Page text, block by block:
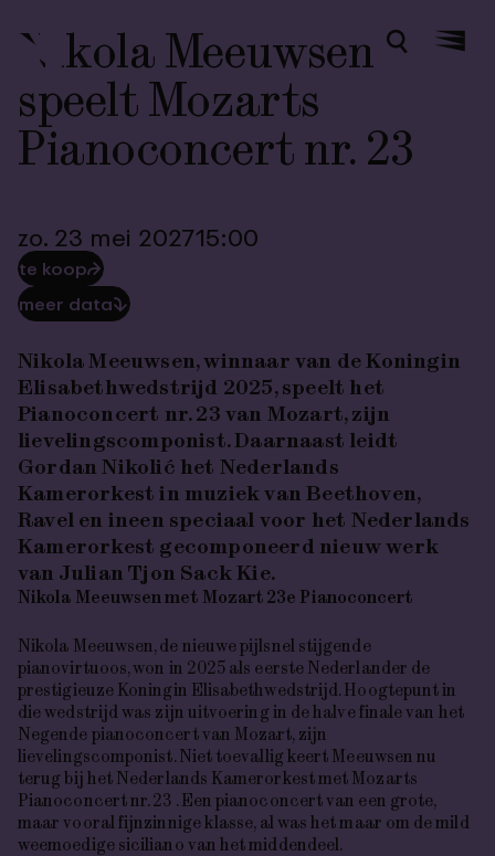
ZoekenMenu
Nikola Meeuwsen
speelt Mozarts
Pianoconcert nr. 23
zo. 23 mei 202715:00
te koop⮫
meer data⮯
NikolaMeeuwsen, winnaar van de Koningin
Elisabethwedstrijd 2025, speelt het
Pianoconcert nr. 23 van Mozart, zijn
lievelingscomponist. Daarnaast leidt
Gordan Nikolić het Nederlands
Kamerorkest in muziek van Beethoven,
Ravel en ineen speciaal voor het Nederlands
Kamerorkest gecomponeerd nieuw werk
van Julian Tjon SackKie.
Nikola Meeuwsen met Mozart 23e Pianoconcert
Nikola Meeuwsen, de nieuwe pijlsnel stijgende
pianovirtuoos, won in 2025 als eerste Nederlander de
prestigieuze Koningin Elisabethwedstrijd. Hoogtepunt in
die wedstrijd was zijn uitvoering in de halve finale van het
Negende pianoconcertvan Mozart, zijn
lievelingscomponist. Niet toevallig keert Meeuwsen nu
terug bij het Nederlands Kamerorkest met Mozarts
Pianoconcert nr. 23 . Een pianoconcert van een grote,
maar vooral fijnzinnige klasse, al was het maar om de mild
weemoedige siciliano van het middendeel.